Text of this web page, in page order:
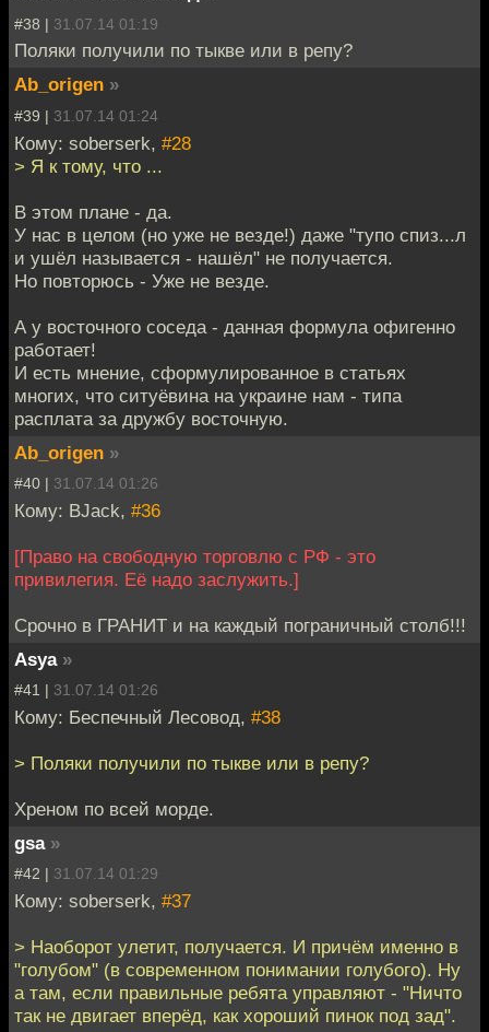
#38 | 31.07.14 01:19
Поляки получили по тыкве или в репу?
Ab_origen »
#39 | 31.07.14 01:24
Кому: soberserk, #28
> Я к тому, что ...
В этом плане - да.
У нас в целом (но уже не везде!) даже "тупо спиз...л
и ушёл называется - нашёл" не получается.
Но повторюсь - Уже не везде.
А у восточного соседа - данная формула офигенно
работает!
И есть мнение, сформулированное в статьях
многих, что ситуёвина на украине нам - типа
расплата за дружбу восточную.
Ab_origen »
#40 | 31.07.14 01:26
Кому: BJack, #36
[Право на свободную торговлю с РФ - это
привилегия. Её надо заслужить.]
Срочно в ГРАНИТ и на каждый пограничный столб!!!
Asya »
#41 | 31.07.14 01:26
Кому: Беспечный Лесовод, #38
> Поляки получили по тыкве или в репу?
Хреном по всей морде.
gsa »
#42 | 31.07.14 01:29
Кому: soberserk, #37
> Наоборот улетит, получается. И причём именно в
"голубом" (в современном понимании голубого). Ну
а там, если правильные ребята управляют - "Ничто
так не двигает вперёд, как хороший пинок под зад".